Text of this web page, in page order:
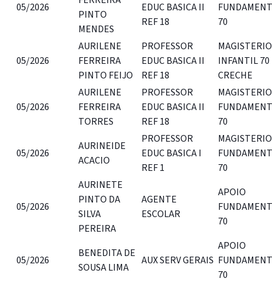
05/2026
PINTO
MENDES
EDUC BASICA II
REF 18
70
05/2026
AURILENE
FERREIRA
PINTO FEIJO
PROFESSOR
EDUC BASICA II
REF 18
MAGISTERIO
INFANTIL 70
CRECHE
05/2026
AURILENE
FERREIRA
TORRES
PROFESSOR
EDUC BASICA II
REF 18
MAGISTERIO
70
05/2026
AURINEIDE
ACACIO
PROFESSOR
EDUC BASICA I
REF 1
MAGISTERIO
70
05/2026
AURINETE
PINTO DA
SILVA
PEREIRA
AGENTE
ESCOLAR
APOIO
70
05/2026
BENEDITA DE
SOUSA LIMA
AUX SERV GERAIS
APOIO
70